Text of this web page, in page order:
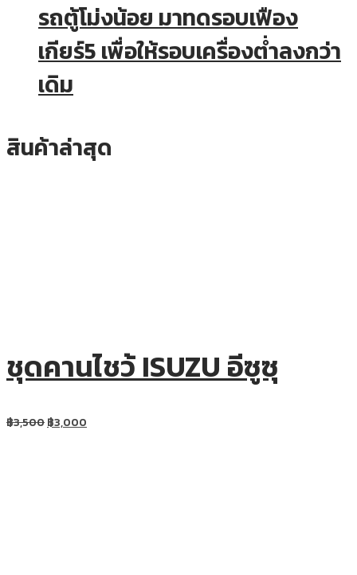
รถตู้โม่งน้อย มาทดรอบเฟือง
เกียร์5 เพื่อให้รอบเครื่องต่ำลงกว่า
เดิม
สินค้าล่าสุด
ชุดคานไชว้ ISUZU อีซูซุ
฿3,500฿3,000